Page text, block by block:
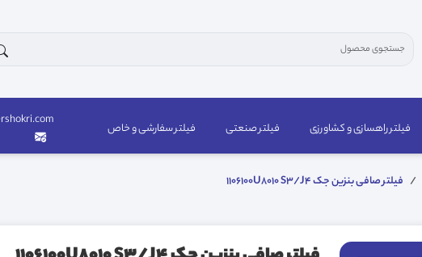
فیلتر راهسازی و کشاورزی فیلتر صنعتی فیلتر سفارشی و خاص
فیلتر صافی بنزین جک 1106100U8010 S3/J4